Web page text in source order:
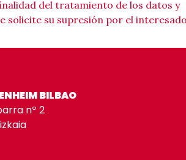
del tratamiento de los datos y
solicite su supresión por el
BILBAO
nº 2